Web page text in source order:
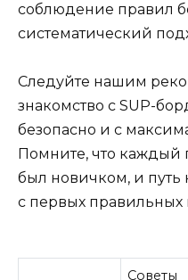
соблюдение правил
систематический
Следуйте нашим
знакомство с SUP-
безопасно и с
Помните, что каждый
был новичком, и путь
с первых правильных
Советы